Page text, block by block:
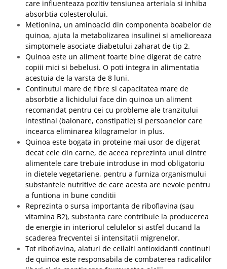
care influenteaza pozitiv tensiunea arteriala si inhiba
absorbtia colesterolului.
Metionina, un aminoacid din componenta boabelor de
quinoa, ajuta la metabolizarea insulinei si amelioreaza
simptomele asociate diabetului zaharat de tip 2.
Quinoa este un aliment foarte bine digerat de catre
copiii mici si bebelusi. O poti integra in alimentatia
acestuia de la varsta de 8 luni.
Continutul mare de fibre si capacitatea mare de
absorbtie a lichidului face din quinoa un aliment
recomandat pentru cei cu probleme ale tranzitului
intestinal (balonare, constipatie) si persoanelor care
incearca eliminarea kilogramelor in plus.
Quinoa este bogata in proteine mai usor de digerat
decat cele din carne, de aceea reprezinta unul dintre
alimentele care trebuie introduse in mod obligatoriu
in dietele vegetariene, pentru a furniza organismului
substantele nutritive de care acesta are nevoie pentru
a funtiona in bune conditii
Reprezinta o sursa importanta de riboflavina (sau
vitamina B2), substanta care contribuie la producerea
de energie in interiorul celulelor si astfel ducand la
scaderea frecventei si intensitatii migrenelor.
Tot riboflavina, alaturi de ceilalti antioxidanti continuti
de quinoa este responsabila de combaterea radicalilor